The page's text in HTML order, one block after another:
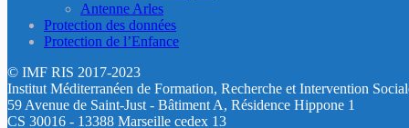
Antenne Arles
Protection des données
Protection de l’Enfance
© IMF RIS 2017-2023
Institut Méditerranéen de Formation, Recherche et Intervention
59 Avenue de Saint-Just - Bâtiment A, Résidence Hippone 1
CS 30016 - 13388 Marseille cedex 13